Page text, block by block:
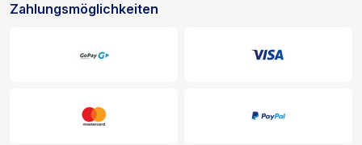
Zahlungs- und Liefermöglichkeiten
Zahlungsmöglichkeiten